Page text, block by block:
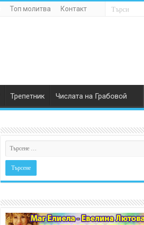
Топ молитва Контакт
Трепетник Числата на Грабовой